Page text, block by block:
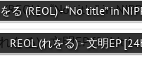
る (REOL) - “No title” in
REOL (れをる) - 文明EP